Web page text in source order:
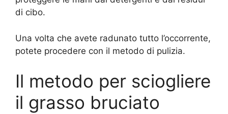
di cibo.
Una volta che avete radunato tutto l’occorrente,
potete procedere con il metodo di pulizia.
Il metodo per sciogliere
il grasso bruciato